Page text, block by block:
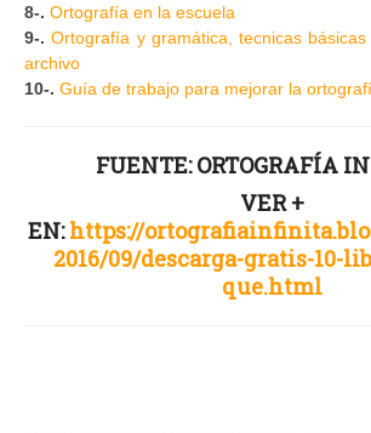
8-. Ortografía en la escuela
9-.Ortografía y gramática, tecnicas
archivo
10-. Guía de trabajo para mejorar la
FUENTE: ORTOGRAFÍA
VER +
EN:https://
2016/09/descarga-gratis-10-
que.html